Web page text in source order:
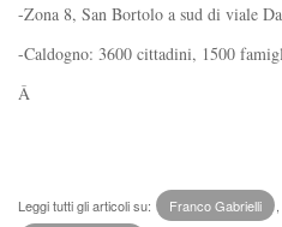
-Zona 8, San Bortolo a sud di viale
-Caldogno: 3600 cittadini, 1500
Â
Leggi tutti gli articoli su: Franco Gabrielli